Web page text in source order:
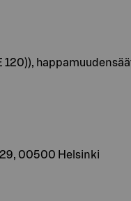
120)),
00500 Helsinki